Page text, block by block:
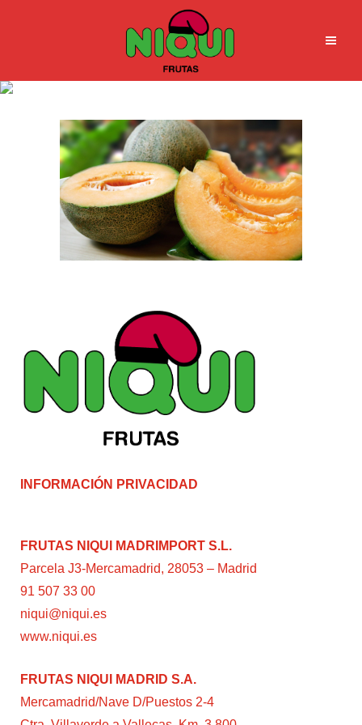
INFORMACIÓN PRIVACIDAD
FRUTAS NIQUI MADRIMPORT S.L.
Parcela J3-Mercamadrid, 28053 – Madrid
91 507 33 00
niqui@niqui.es
www.niqui.es
FRUTAS NIQUI MADRID S.A.
Mercamadrid/Nave D/Puestos 2-4